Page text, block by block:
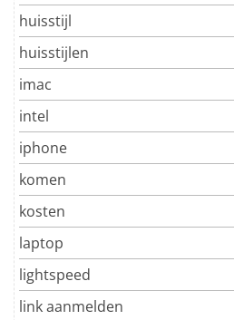
huisstijl
huisstijlen
imac
intel
iphone
komen
kosten
laptop
lightspeed
link aanmelden